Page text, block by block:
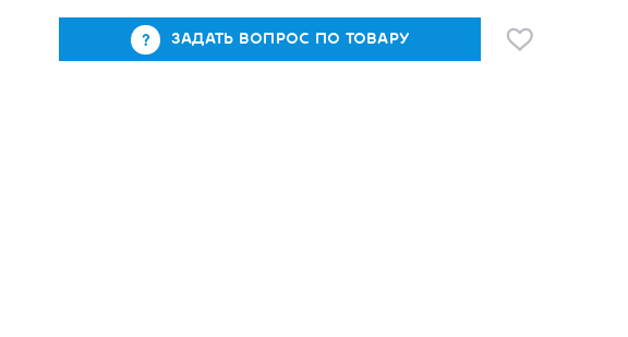
ЗАДАТЬ ВОПРОС ПО ТОВАРУ